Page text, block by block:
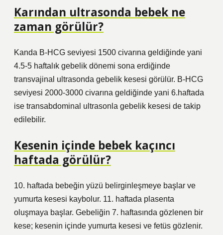
Karından ultrasonda bebek ne
zaman görülür?
Kanda B-HCG seviyesi 1500 civarına geldiğinde yani
4.5-5 haftalık gebelik dönemi sona erdiğinde
transvajinal ultrasonda gebelik kesesi görülür. B-HCG
seviyesi 2000-3000 civarına geldiğinde yani 6.haftada
ise transabdominal ultrasonla gebelik kesesi de takip
edilebilir.
Kesenin içinde bebek kaçıncı
haftada görülür?
10. haftada bebeğin yüzü belirginleşmeye başlar ve
yumurta kesesi kaybolur. 11. haftada plasenta
oluşmaya başlar. Gebeliğin 7. haftasında gözlenen bir
kese; kesenin içinde yumurta kesesi ve fetüs gözlenir.